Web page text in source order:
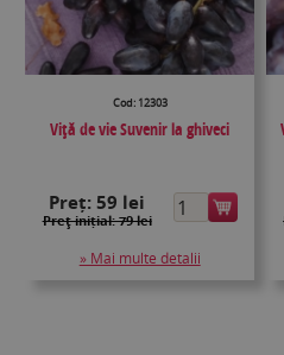
Cod: 12303
Viţă de vie Suvenir la ghiveci
Preț:59 lei
Preţ inițial: 79 lei
» Mai multe detalii